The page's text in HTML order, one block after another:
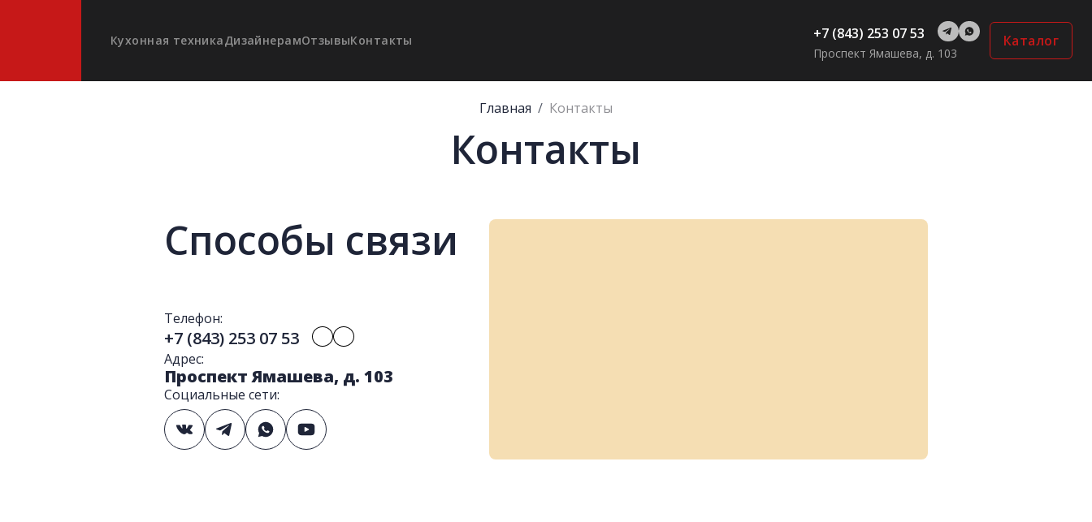
Кухонная техникаДизайнерамОтзывыКонтакты +7 (843) 253 07 53
Проспект Ямашева, д. 103
Каталог
Главная Контакты
Контакты
Способы связи
Телефон:
+7 (843) 253 07 53
Адрес:
Проспект Ямашева, д. 103
Социальные сети: